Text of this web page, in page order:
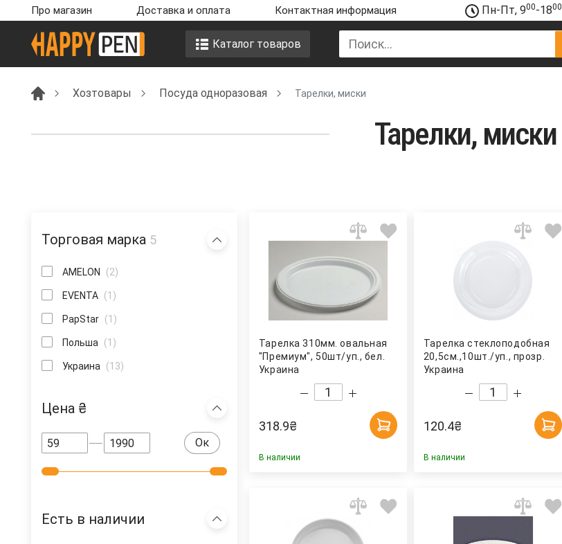
Про магазин Доставка и оплата Контактная информация Пн-Пт, 900-1800
Каталог товаров
Хозтовары Посуда одноразовая Тарелки, миски
Тарелки, миски
Торговая марка 5
AMELON (2)
EVENTA (1)
PapStar (1)
Польша (1)
Украина (13)
Цена ₴
Ок
Есть в наличии
Тарелка 310мм. овальная
"Премиум", 50шт/уп., бел.
Украина
318.9₴
В наличии
Тарелка стеклоподобная
20,5см.,10шт./уп., прозр.
Украина
120.4₴
В наличии